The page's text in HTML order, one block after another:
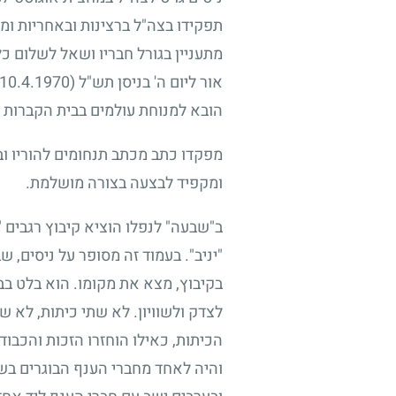
תפקידו בצה"ל ברצינות
מתעניין בגורל חבריו ושאל
אור ליום ה' בניסן תש"ל(10.4.1970)
הובא למנוחת עולמים בבית
מפקדו כתב מכתב תנחומים להוריו
ומקפיד לבצעה בצורה מושלמת.
ב"שבעה" לנפלו הוציא קיבוץ
"יניב". בעמוד זה מסופר על
בקיבוץ, מצא את מקומו. הוא בלט
לצדק ולשוויון. לא שתי כיתות,
הכיתות, כאילו הוחזרו הזכות
והיה לאחד מחברי הענף הבוגרים